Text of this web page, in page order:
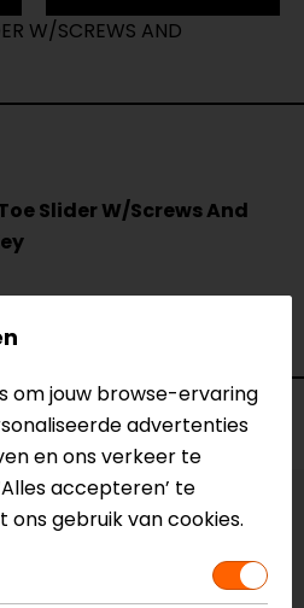
W/SCREWS AND
Slider W/Screws And
om jouw browse-ervaring
advertenties
en ons verkeer te
accepteren’ te
ons gebruik van cookies.